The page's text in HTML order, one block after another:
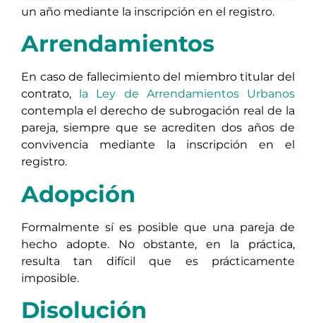
un año mediante la inscripción en el registro.
Arrendamientos
En caso de fallecimiento del miembro titular del
contrato,
la Ley de Arrendamientos Urbanos
contempla el derecho de subrogación real de la
pareja, siempre que se acrediten dos años de
convivencia mediante la inscripción en el
registro.
Adopción
Formalmente sí es posible que una pareja de
hecho adopte. No obstante, en la práctica,
resulta tan difícil que es prácticamente
imposible.
Disolución